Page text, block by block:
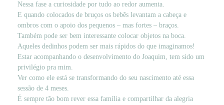
Nessa fase a curiosidade por tudo ao redor aumenta.
E quando colocados de bruços os bebês levantam a cabeça e
ombros com o apoio dos pequenos – mas fortes – braços.
Também pode ser bem interessante colocar objetos na boca.
Aqueles dedinhos podem ser mais rápidos do que imaginamos!
Estar acompanhando o desenvolvimento do Joaquim, tem sido um
privilégio pra mim.
Ver como ele está se transformando do seu nascimento até essa
sessão de 4 meses.
É sempre tão bom rever essa família e compartilhar da alegria